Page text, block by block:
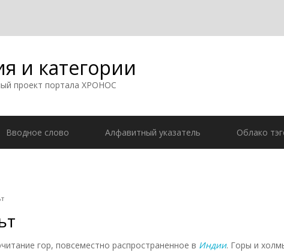
и категории
проект портала ХРОНОС
Вводное слово Алфавитный указатель Облако
гор, повсеместно распространенное в Индии. Горы и